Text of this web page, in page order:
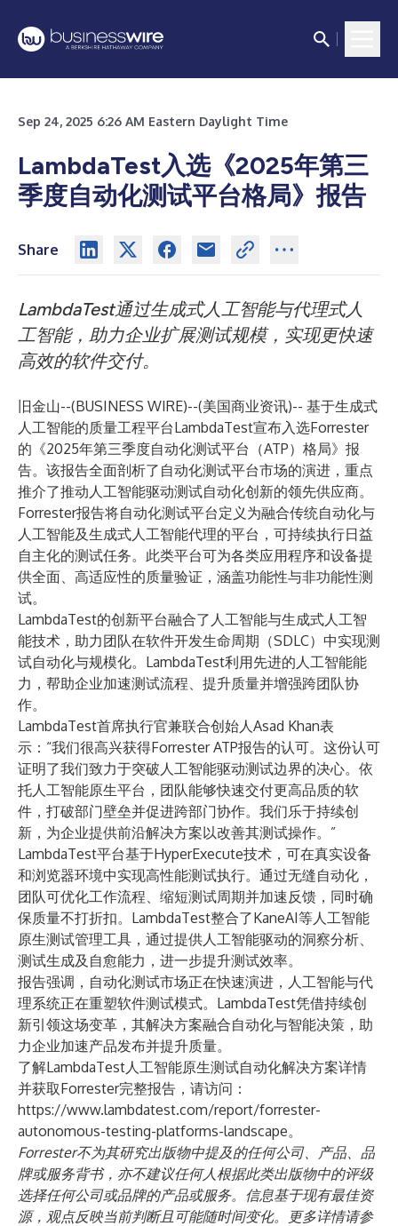
Sep 24, 2025 6:26 AM Eastern Daylight Time
LambdaTest入选《2025年第三
季度自动化测试平台格局》报告
Share
LambdaTest通过生成式人工智能与代理式人
工智能，助力企业扩展测试规模，实现更快速
高效的软件交付。
旧金山--(BUSINESS WIRE)--(美国商业资讯)-- 基于生成式
人工智能的质量工程平台LambdaTest宣布入选Forrester
的《2025年第三季度自动化测试平台（ATP）格局》报
告。该报告全面剖析了自动化测试平台市场的演进，重点
推介了推动人工智能驱动测试自动化创新的领先供应商。
Forrester报告将自动化测试平台定义为融合传统自动化与
人工智能及生成式人工智能代理的平台，可持续执行日益
自主化的测试任务。此类平台可为各类应用程序和设备提
供全面、高适应性的质量验证，涵盖功能性与非功能性测
试。
LambdaTest的创新平台融合了人工智能与生成式人工智
能技术，助力团队在软件开发生命周期（SDLC）中实现测
试自动化与规模化。LambdaTest利用先进的人工智能能
力，帮助企业加速测试流程、提升质量并增强跨团队协
作。
LambdaTest首席执行官兼联合创始人Asad Khan表
示：“我们很高兴获得Forrester ATP报告的认可。这份认可
证明了我们致力于突破人工智能驱动测试边界的决心。依
托人工智能原生平台，团队能够快速交付更高品质的软
件，打破部门壁垒并促进跨部门协作。我们乐于持续创
新，为企业提供前沿解决方案以改善其测试操作。”
LambdaTest平台基于HyperExecute技术，可在真实设备
和浏览器环境中实现高性能测试执行。通过无缝自动化，
团队可优化工作流程、缩短测试周期并加速反馈，同时确
保质量不打折扣。LambdaTest整合了KaneAI等人工智能
原生测试管理工具，通过提供人工智能驱动的洞察分析、
测试生成及自愈能力，进一步提升测试效率。
报告强调，自动化测试市场正在快速演进，人工智能与代
理系统正在重塑软件测试模式。LambdaTest凭借持续创
新引领这场变革，其解决方案融合自动化与智能决策，助
力企业加速产品发布并提升质量。
了解LambdaTest人工智能原生测试自动化解决方案详情
并获取Forrester完整报告，请访问：
https://www.lambdatest.com/report/forrester-
autonomous-testing-platforms-landscape。
Forrester不为其研究出版物中提及的任何公司、产品、品
牌或服务背书，亦不建议任何人根据此类出版物中的评级
选择任何公司或品牌的产品或服务。信息基于现有最佳资
源，观点反映当前判断且可能随时间变化。更多详情请参